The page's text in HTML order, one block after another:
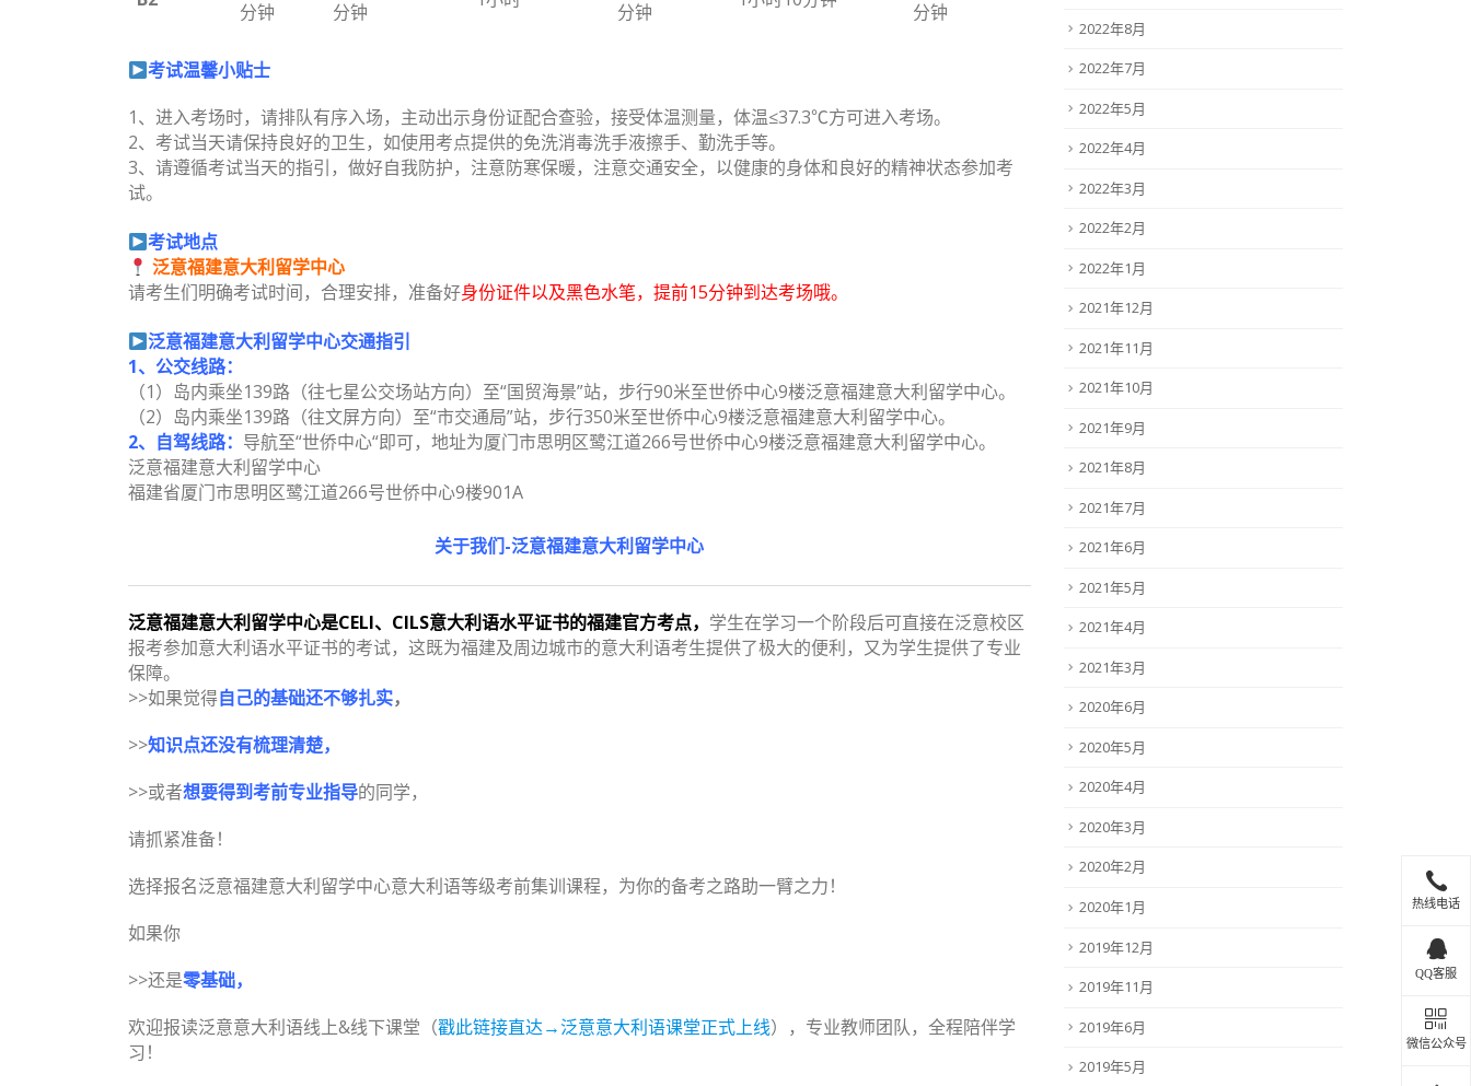
分钟
分钟
分钟
分钟
考试温馨小贴士
1、进入考场时，请排队有序入场，主动出示身份证配合查验，接受体温测量，体温≤37.3℃方可进入考场。
2、考试当天请保持良好的卫生，如使用考点提供的免洗消毒洗手液擦手、勤洗手等。
3、请遵循考试当天的指引，做好自我防护，注意防寒保暖，注意交通安全，以健康的身体和良好的精神状态参加考
试。
考试地点
泛意福建意大利留学中心
请考生们明确考试时间，合理安排，准备好身份证件以及黑色水笔，提前15分钟到达考场哦。
泛意福建意大利留学中心交通指引
1、公交线路：
（1）岛内乘坐139路（往七星公交场站方向）至“国贸海景”站，步行90米至世侨中心9楼泛意福建意大利留学中心。
（2）岛内乘坐139路（往文屏方向）至“市交通局”站，步行350米至世侨中心9楼泛意福建意大利留学中心。
2、自驾线路： 导航至“世侨中心“即可，地址为厦门市思明区鹭江道266号世侨中心9楼泛意福建意大利留学中心。
泛意福建意大利留学中心
福建省厦门市思明区鹭江道266号世侨中心9楼901A
关于我们-泛意福建意大利留学中心
泛意福建意大利留学中心是CELI、CILS意大利语水平证书的福建官方考点， 学生在学习一个阶段后可直接在泛意校区
报考参加意大利语水平证书的考试，这既为福建及周边城市的意大利语考生提供了极大的便利，又为学生提供了专业
保障。
>>如果觉得自己的基础还不够扎实，
>>知识点还没有梳理清楚，
>>或者想要得到考前专业指导的同学，
请抓紧准备！
选择报名泛意福建意大利留学中心意大利语等级考前集训课程，为你的备考之路助一臂之力！
如果你
>>还是零基础，
欢迎报读泛意意大利语线上&线下课堂（戳此链接直达→泛意意大利语课堂正式上线），专业教师团队，全程陪伴学
习！
热线电话
QQ客服
微信公众号
2022年8月
2022年7月
2022年5月
2022年4月
2022年3月
2022年2月
2022年1月
2021年12月
2021年11月
2021年10月
2021年9月
2021年8月
2021年7月
2021年6月
2021年5月
2021年4月
2021年3月
2020年6月
2020年5月
2020年4月
2020年3月
2020年2月
2020年1月
2019年12月
2019年11月
2019年6月
2019年5月